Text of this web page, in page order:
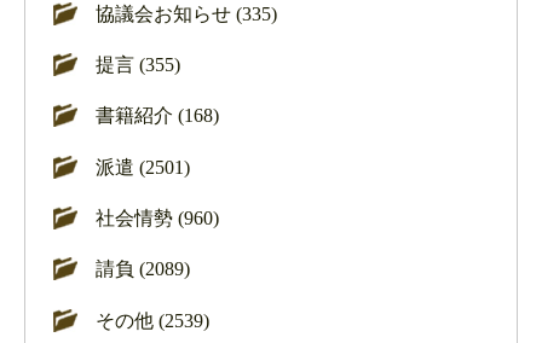
協議会お知らせ (335)
提言 (355)
書籍紹介 (168)
派遣 (2501)
社会情勢 (960)
請負 (2089)
その他 (2539)